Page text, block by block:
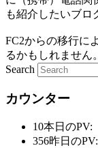
も紹介したいブロ
FC2からの移行に
るかもしれません。
Search
カウンター
10本日のPV:
356昨日のPV: